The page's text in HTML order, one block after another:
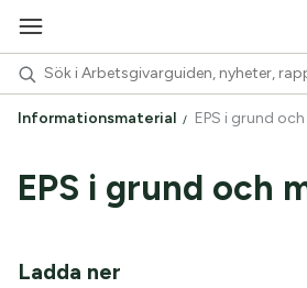
Informationsmaterial EPS i grund
EPS i grund och
Ladda ner